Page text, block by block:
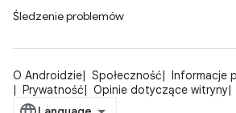
Śledzenie problemów
O Androidzie Społeczność Informacje
Prywatność
Opinie dotyczące witryny